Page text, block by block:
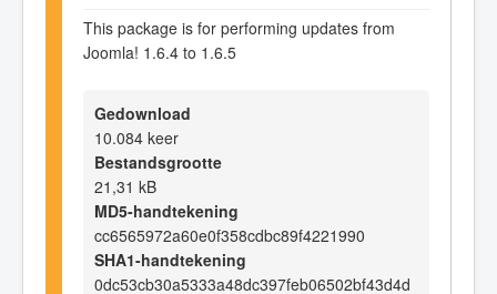
This package is for performing updates from
Joomla! 1.6.4 to 1.6.5
Gedownload
10.084 keer
Bestandsgrootte
21,31 kB
MD5-handtekening
cc6565972a60e0f358cdbc89f4221990
SHA1-handtekening
0dc53cb30a5333a48dc397feb06502bf43d4d